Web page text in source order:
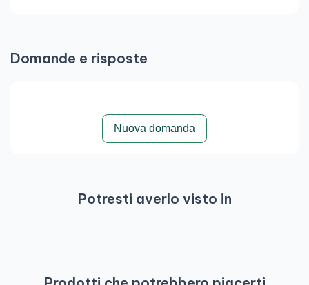
Domande e risposte
Nuova domanda
Potresti averlo visto in